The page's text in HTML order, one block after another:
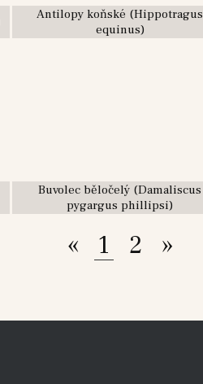
Antilopy koňské (Hippotragus
equinus)
Buvolec běločelý (Damaliscus
pygargus phillipsi)
« 1 2 »